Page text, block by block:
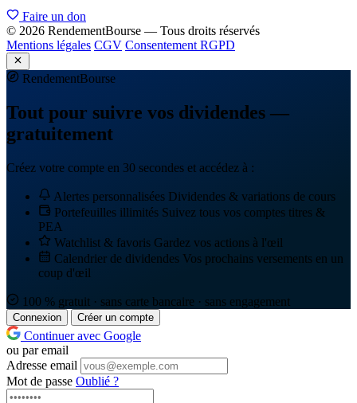
Faire un don
© 2026 RendementBourse — Tous droits réservés
Mentions légales CGV Consentement RGPD
RendementBourse
Tout pour suivre vos dividendes —
gratuitement
Créez votre compte en 30 secondes et accédez à :
Alertes personnalisées Dividendes & variations de cours
Portefeuilles illimités Suivez tous vos comptes titres &
PEA
Watchlist & favoris Gardez vos actions à l'œil
Calendrier de dividendes Vos prochains versements en un
coup d'œil
100 % gratuit · sans carte bancaire · sans engagement
Connexion Créer un compte
Continuer avec Google
ou par email
Adresse email
Mot de passe Oublié ?